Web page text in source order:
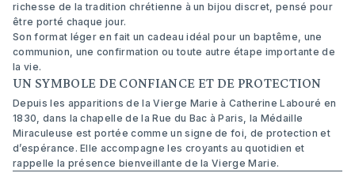
richesse de la tradition chrétienne à un bijou discret, pensé pour
être porté chaque jour.
Son format léger en fait un cadeau idéal pour un baptême, une
communion, une confirmation ou toute autre étape importante de
la vie.
UN SYMBOLE DE CONFIANCE ET DE PROTECTION
Depuis les apparitions de la Vierge Marie à Catherine Labouré en
1830, dans la chapelle de la Rue du Bac à Paris, la Médaille
Miraculeuse est portée comme un signe de foi, de protection et
d’espérance. Elle accompagne les croyants au quotidien et
rappelle la présence bienveillante de la Vierge Marie.